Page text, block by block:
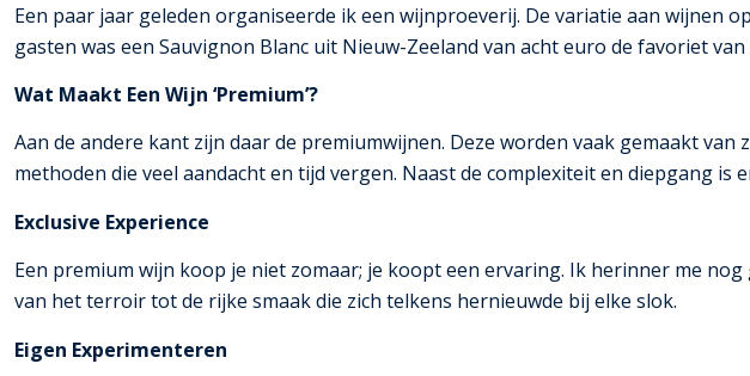
Een paar jaar geleden organiseerde ik een wijnproeverij. De variatie aan
gasten was een Sauvignon Blanc uit Nieuw-Zeeland van acht euro de favoriet
Wat Maakt Een Wijn ‘Premium’?
Aan de andere kant zijn daar de premiumwijnen. Deze worden vaak gemaakt
methoden die veel aandacht en tijd vergen. Naast de complexiteit en diepgang is
Exclusive Experience
Een premium wijn koop je niet zomaar; je koopt een ervaring. Ik herinner me
van het terroir tot de rijke smaak die zich telkens hernieuwde bij elke slok.
Eigen Experimenteren